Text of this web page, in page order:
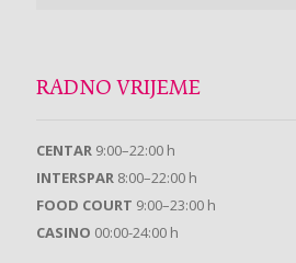
RADNO VRIJEME
CENTAR 9:00–22:00 h
INTERSPAR 8:00–22:00 h
FOOD COURT 9:00–23:00 h
CASINO 00:00-24:00 h